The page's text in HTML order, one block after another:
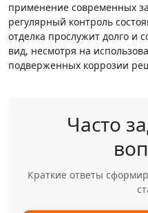
применение современных
регулярный контроль
отделка прослужит долго и
вид, несмотря на
подверженных коррозии
Часто
Краткие ответы сформированы по содержанию этой